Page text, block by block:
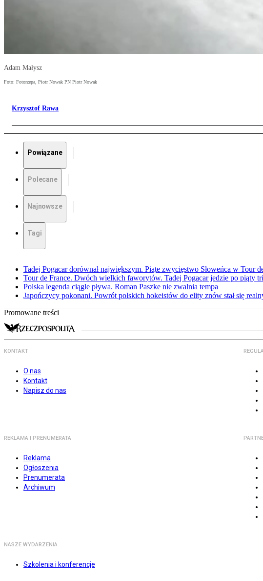
Adam Małysz
Foto: Fotorzepa, Piotr Nowak PN Piotr Nowak
Krzysztof Rawa
Powiązane
Polecane
Najnowsze
Tagi
Tadej Pogacar dorównał największym. Piąte zwycięstwo Słoweńca w Tour
Tour de France. Dwóch wielkich faworytów. Tadej Pogacar jedzie po piąty
Polska legenda ciągle pływa. Roman Paszke nie zwalnia tempa
Japończycy pokonani. Powrót polskich hokeistów do elity znów stał się
Promowane treści
KONTAKT
O nas
Kontakt
Napisz do nas
REKLAMA I PRENUMERATA
Reklama
Ogłoszenia
Prenumerata
Archiwum
NASZE WYDARZENIA
Szkolenia i konferencje